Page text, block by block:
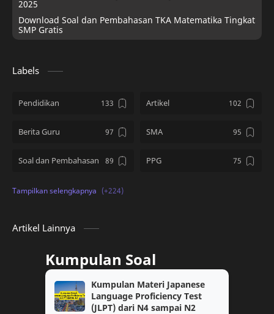
2025
Download Soal dan Pembahasan TKA Matematika Tingkat
SMP Gratis
Labels
Pendidikan Artikel
Berita Guru SMA
Soal dan Pembahasan PPG
Kumpulan Soal
PPG Guru Tertentu
Topik PMM
Artikel Lainnya
Kumpulan Soal
Kumpulan Materi Japanese
Language Proficiency Test
(JLPT) dari N4 sampai N2